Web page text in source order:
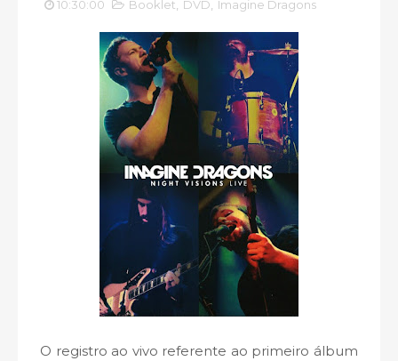
10:30:00 Booklet DVD Imagine Dragons
O registro ao vivo referente ao primeiro álbum